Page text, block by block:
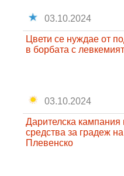
03.10.2024
Цвети се нуждае от
в борбата с
03.10.2024
Дарителска кампания
средства за градеж
Плевенско